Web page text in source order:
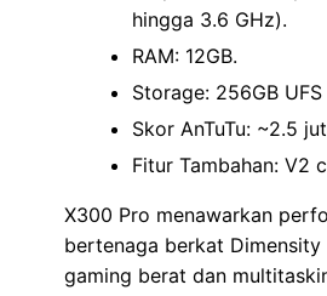
hingga 3.6 GHz).
RAM: 12GB.
Storage: 256GB UFS
Skor AnTuTu: ~2.5
Fitur Tambahan: V2
X300 Pro menawarkan
bertenaga berkat
gaming berat dan